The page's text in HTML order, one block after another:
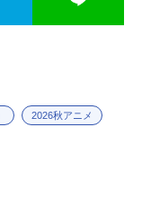
2026秋アニメ